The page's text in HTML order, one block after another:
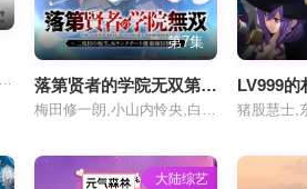
第7集
落第贤者的学院无双第二回转生
梅田修一朗,小山内怜央,白石晴香,加藤英美里,平川大辅,东地宏树,福原绫香
LV999的
大陆综艺